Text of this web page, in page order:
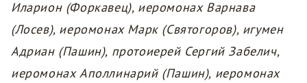
Иларион (Форкавец), иеромонах Варнава
(Лосев), иеромонах Марк (Святогоров), игумен
Адриан (Пашин), протоиерей Сергий Забелич,
иеромонах Аполлинарий (Пашин), иеромонах